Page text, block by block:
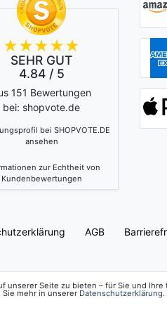
SEHR GUT
4.84 / 5
151 Bewertungen
bei: shopvote.de
bei SHOPVOTE.DE
ansehen
zur Echtheit von
Kundenbewertungen
AGB
unserer Seite zu bieten – für Sie und
mehr in unserer Daten­schutz­erklärung